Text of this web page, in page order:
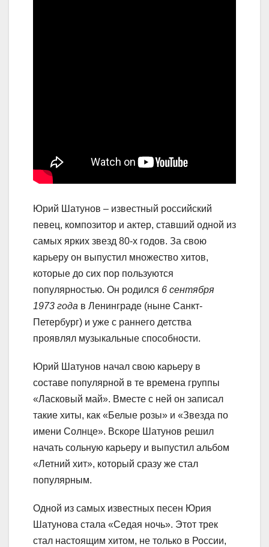
Юрий Шатунов – известный российский
певец, композитор и актер, ставший одной из
самых ярких звезд 80-х годов. За свою
карьеру он выпустил множество хитов,
которые до сих пор пользуются
популярностью. Он родился 6 сентября
1973 года в Ленинграде (ныне Санкт-
Петербург) и уже с раннего детства
проявлял музыкальные способности.
Юрий Шатунов начал свою карьеру в
составе популярной в те времена группы
«Ласковый май». Вместе с ней он записал
такие хиты, как «Белые розы» и «Звезда по
имени Солнце». Вскоре Шатунов решил
начать сольную карьеру и выпустил альбом
«Летний хит», который сразу же стал
популярным.
Одной из самых известных песен Юрия
Шатунова стала «Седая ночь». Этот трек
стал настоящим хитом, не только в России,